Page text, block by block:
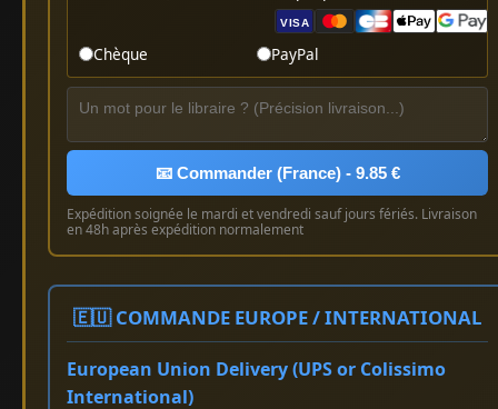
VISA
Chèque PayPal
📧 Commander (France) - 9.85 €
Expédition soignée le mardi et vendredi sauf jours fériés. Livraison
en 48h après expédition normalement
🇪🇺 COMMANDE EUROPE / INTERNATIONAL
European Union Delivery (UPS or Colissimo
International)